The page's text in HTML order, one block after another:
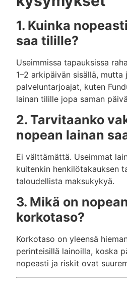
1. Kuinka
saa tilille?
Useimmissa tapauksissa
1–2 arkipäivän sisällä, mutta
palveluntarjoajat, kuten
lainan tilille jopa saman
2. Tarvitaanko
nopean lainan
Ei välttämättä. Useimmat
kuitenkin henkilötakauksen
taloudellista maksukykyä.
3. Mikä on
korkotaso?
Korkotaso on yleensä
perinteisillä lainoilla, koska
nopeasti ja riskit ovat